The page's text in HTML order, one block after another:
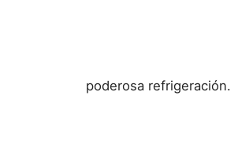
enchufe y zócalo a prueba de
poderosa refrigeración.